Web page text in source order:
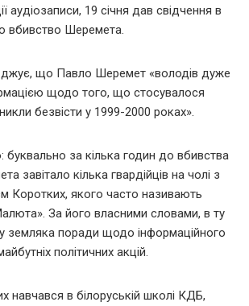
аудіозаписи, 19 січня дав свідчення в
вбивство Шеремета.
що Павло Шеремет «володів дуже
щодо того, що стосувалося
безвісти у 1999-2000 роках».
за кілька годин до вбивства
завітало кілька гвардійців на чолі з
Коротких, якого часто називають
За його власними словами, в ту
у земляка поради щодо інформаційного
політичних акцій.
навчався в білоруській школі КДБ,